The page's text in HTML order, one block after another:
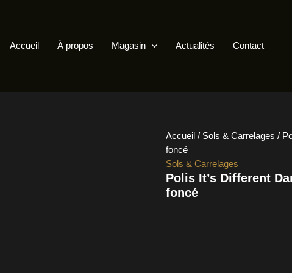
Accueil
À propos Magasin Actualités Contact
Accueil / Sols & Carrelages /
foncé
Sols & Carrelages
Polis It’s Different
foncé